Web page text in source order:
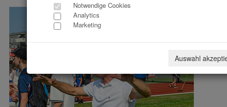
Notwendige Cookies
Analytics
Marketing
Auswahl